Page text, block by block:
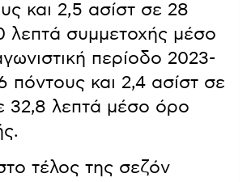
και 2,5 ασίστ σε 28
λεπτά συμμετοχής μέσο
περίοδο 2023-
πόντους και 2,4 ασίστ σε
32,8 λεπτά μέσο όρο
τέλος της σεζόν